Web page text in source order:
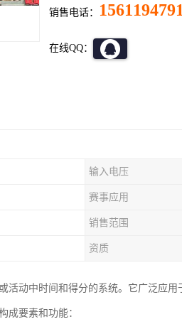
销售电话：
在线QQ：
输入电压
赛事应用
销售范围
资质
活动中时间和得分的系统。它广泛应
成要素和功能：